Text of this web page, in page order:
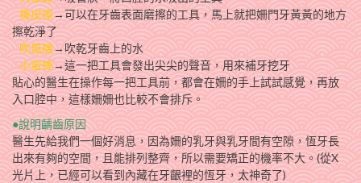
橡皮擦→可以在牙齒表面磨擦的工具，馬上就把姍門牙黃黃的地方
擦乾淨了
吹風機→吹乾牙齒上的水
小蜜蜂→這一把工具會發出尖尖的聲音，用來補牙挖牙
貼心的醫生在操作每一把工具前，都會在姍的手上試試感覺，再放
入口腔中，這樣姍姍也比較不會排斥。
●說明齲齒原因
醫生先給我們一個好消息，因為姍的乳牙與乳牙間有空隙，恆牙長
出來有夠的空間，且能排列整齊，所以需要矯正的機率不大。(從X
光片上，已經可以看到內藏在牙齦裡的恆牙，太神奇了)